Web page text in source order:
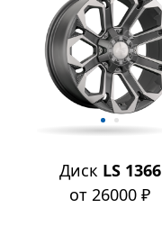
Диск LS 1366
от 26000 ₽